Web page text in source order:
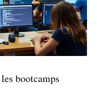
bootcamps